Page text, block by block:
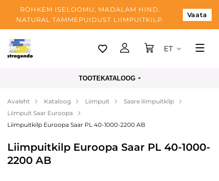
ROHKEM ISELOOMU, MADALAM HIND.
NATURAL TAMMEPUIDUST LIIMPUITKILP.
Vaata
Tallinn
Makse
Meist
Kontaktid
ET
TOOTEKATALOOG
Avaleht Kataloog Liimpuit
Saare liimpuitkilp
Liimpuit Saar Euroopa
Liimpuitkilp Euroopa Saar PL 40-1000-2200 AB
Liimpuitkilp Euroopa Saar PL 40-1000-
2200 AB